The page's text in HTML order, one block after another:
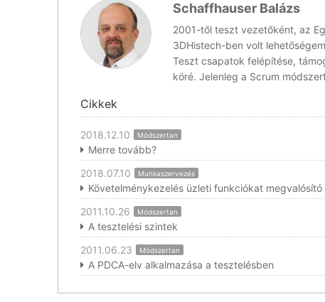
Schaffhauser Balázs
2001-től teszt vezetőként, az
3DHistech-ben volt
Teszt csapatok felépítése,
köré. Jelenleg a Scrum
Cikkek
2018.12.10 Módszertan
Merre tovább?
2018.07.10
Munkaszervezés
Követelménykezelés üzleti funkciókat
2011.10.26
Módszertan
A tesztelési szintek
2011.06.23
Módszertan
A PDCA-elv alkalmazása a tesztelésben